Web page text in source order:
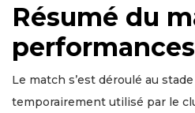
Résumé du
Le match s’est déroulé au
temporairement utilisé par le